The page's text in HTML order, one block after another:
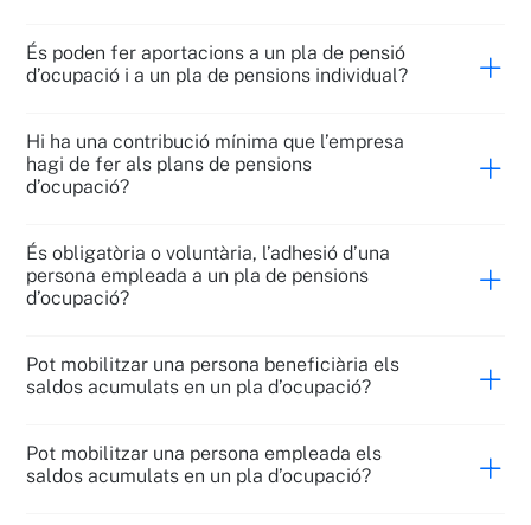
És poden fer aportacions a un pla de pensió
d’ocupació i a un pla de pensions individual?
Hi ha una contribució mínima que l’empresa
hagi de fer als plans de pensions
d’ocupació?
És obligatòria o voluntària, l’adhesió d’una
persona empleada a un pla de pensions
d’ocupació?
Pot mobilitzar una persona beneficiària els
saldos acumulats en un pla d’ocupació?
Pot mobilitzar una persona empleada els
saldos acumulats en un pla d’ocupació?